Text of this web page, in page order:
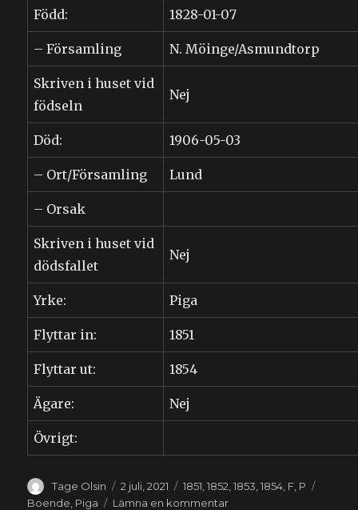
Född: 1828-01-07
– Församling N. Möinge/Asmundtorp
Skriven i huset vid
födseln
Nej
Död: 1906-05-03
– Ort/Församling Lund
– Orsak
Skriven i huset vid
dödsfallet
Nej
Yrke: Piga
Flyttar in: 1851
Flyttar ut: 1854
Ägare: Nej
Övrigt:
Författare
Tage Olsin
Publicerat
den
2 juli, 2021 Kategorier
1851 ,1852 ,1853 ,1854 F P
Boende Piga Lämna en kommentartill